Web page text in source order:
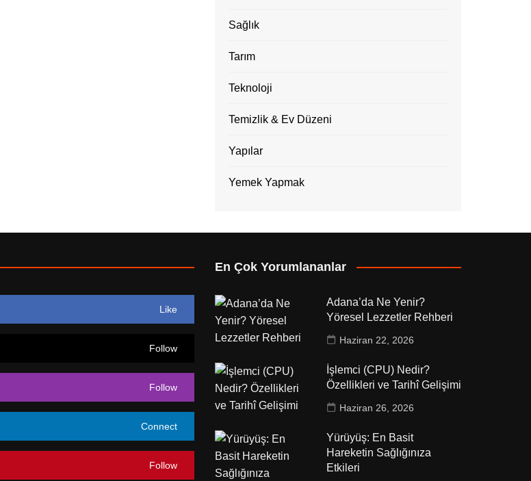
Sağlık
Tarım
Teknoloji
Temizlik & Ev Düzeni
Yapılar
Yemek Yapmak
Like
Follow
Follow
Connect
Follow
En Çok Yorumlananlar
Adana’da Ne Yenir?
Yöresel Lezzetler Rehberi
Haziran 22, 2026
İşlemci (CPU) Nedir?
Özellikleri ve Tarihî Gelişimi
Haziran 26, 2026
Yürüyüş: En Basit
Hareketin Sağlığınıza
Etkileri